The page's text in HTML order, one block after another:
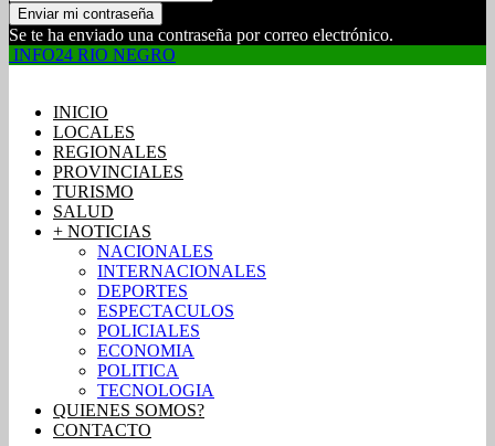
Se te ha enviado una contraseña por correo electrónico.
INFO24 RIO NEGRO
INICIO
LOCALES
REGIONALES
PROVINCIALES
TURISMO
SALUD
+ NOTICIAS
NACIONALES
INTERNACIONALES
DEPORTES
ESPECTACULOS
POLICIALES
ECONOMIA
POLITICA
TECNOLOGIA
QUIENES SOMOS?
CONTACTO